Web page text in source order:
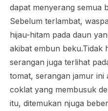
dapat menyerang semua
Sebelum terlambat,
hijau-hitam pada daun
akibat embun beku.Tidak
serangan juga terlihat
tomat, serangan jamur
coklat yang membusuk
itu, ditemukan njuga